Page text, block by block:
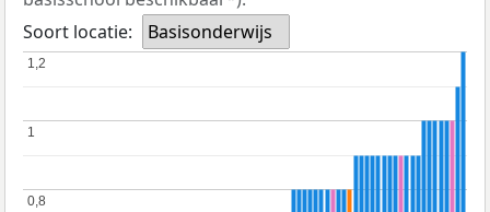
Soort locatie:
Basisonderwijs
0,8
0,8
11
1,2
1,2